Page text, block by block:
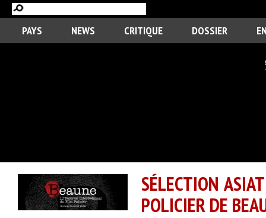
PAYS NEWS CRITIQUE DOSSIER
SÉLECTION
POLICIER DE